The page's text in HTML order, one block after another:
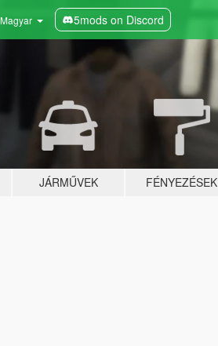
Magyar 5mods on Discord
JÁRMŰVEK FÉNYEZÉSEK